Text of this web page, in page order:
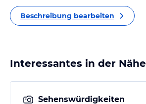
Beschreibung bearbeiten
Interessantes in der Nähe
Sehenswürdigkeiten